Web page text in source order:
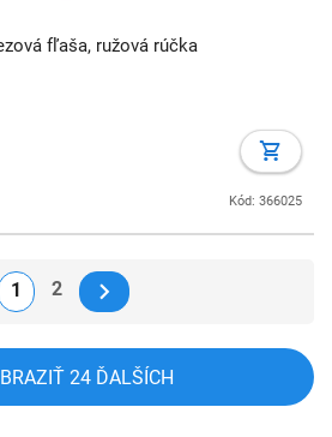
fľaša, ružová rúčka
Kód: 366025
1 2
24 ĎALŠÍCH